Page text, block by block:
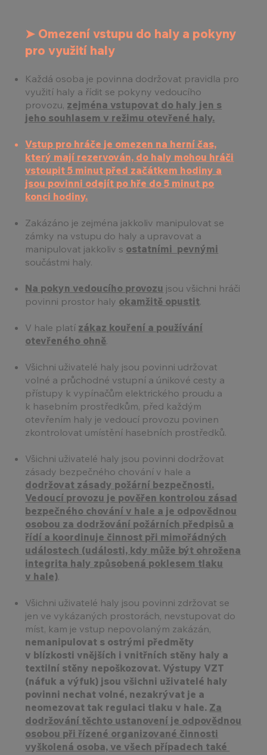
➤ Omezení vstupu do haly a pokyny
pro využití haly
Každá osoba je povinna dodržovat pravidla pro
využití haly a řídit se pokyny vedoucího
provozu, zejména vstupovat do haly jen s
jeho souhlasem v režimu otevřené haly.
Vstup pro hráče je omezen na herní čas,
který mají rezervován, do haly mohou hráči
vstoupit 5 minut před začátkem hodiny a
jsou povinni odejít po hře do 5 minut po
konci hodiny.
Zakázáno je zejména jakkoliv manipulovat se
zámky na vstupu do haly a upravovat a
manipulovat jakkoliv s ostatními pevnými
součástmi haly.
Na pokyn vedoucího provozu jsou všichni hráči
povinni prostor haly okamžitě opustit.
V hale platí zákaz kouření a používání
otevřeného ohně.
Všichni uživatelé haly jsou povinni udržovat
volné a průchodné vstupní a únikové cesty a
přístupy k vypínačům elektrického proudu a
k hasebním prostředkům, před každým
otevřením haly je vedoucí provozu povinen
zkontrolovat umístění hasebních prostředků.
Všichni uživatelé haly jsou povinni dodržovat
zásady bezpečného chování v hale a
dodržovat zásady požární bezpečnosti.
Vedoucí provozu je pověřen kontrolou zásad
bezpečného chování v hale a je odpovědnou
osobou za dodržování požárních předpisů a
řídí a koordinuje činnost při mimořádných
událostech (události, kdy může být ohrožena
integrita haly způsobená poklesem tlaku
v hale).
Všichni uživatelé haly jsou povinni zdržovat se
jen ve vykázaných prostorách, nevstupovat do
míst, kam je vstup nepovolaným zakázán,
nemanipulovat s ostrými předměty
v blízkosti vnějších i vnitřních stěny haly a
textilní stěny nepoškozovat. Výstupy VZT
(náfuk a výfuk) jsou všichni uživatelé haly
povinni nechat volné, nezakrývat je a
neomezovat tak regulaci tlaku v hale. Za
dodržování těchto ustanovení je odpovědnou
osobou při řízené organizované činnosti
vyškolená osoba, ve všech případech také